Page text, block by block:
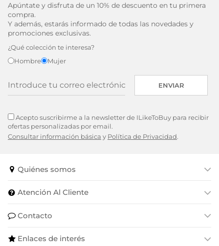
Apúntate y disfruta de un 10% de descuento en tu primera
compra.
Y además, estarás informado de todas las novedades y
promociones exclusivas.
¿Qué colección te interesa?
Hombre
Mujer
ENVIAR
Acepto suscribirme a la newsletter de ILikeToBuy para recibir
ofertas personalizadas por email.
Consultar información básica y Política de Privacidad.
Quiénes somos
Atención Al Cliente
Contacto
Enlaces de interés